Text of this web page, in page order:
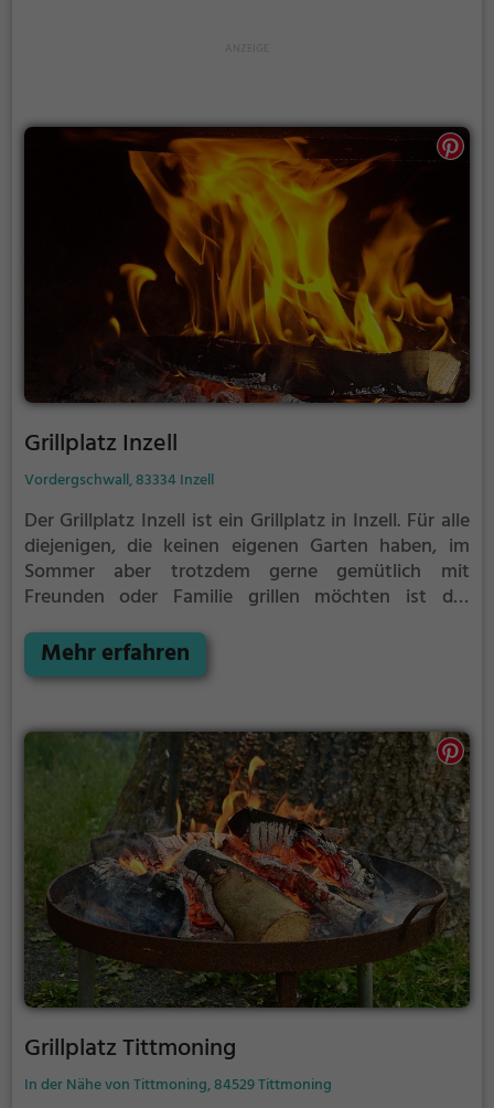
Grillplatz Inzell
Vordergschwall, 83334 Inzell
Der Grillplatz Inzell ist ein Grillplatz in Inzell. Für alle
diejenigen, die keinen eigenen Garten haben, im
Sommer aber trotzdem gerne gemütlich mit
Freunden oder Familie grillen möchten ist der
Grillplatzes: keine Nachbarn. Hier kann eine Feier
ruhig auch mal bis spät in die Nacht gehen und
den meisten Fällen unter euch und könnt
niemanden stören.
Mehr erfahren
Grillplatz Tittmoning
In der Nähe von Tittmoning, 84529 Tittmoning